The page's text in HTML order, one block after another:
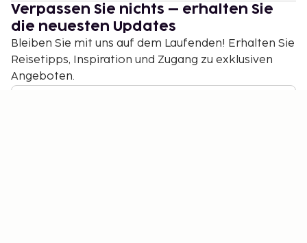
Verpassen Sie nichts – erhalten Sie
die neuesten Updates
Bleiben Sie mit uns auf dem Laufenden! Erhalten Sie
Reisetipps, Inspiration und Zugang zu exklusiven
Angeboten.